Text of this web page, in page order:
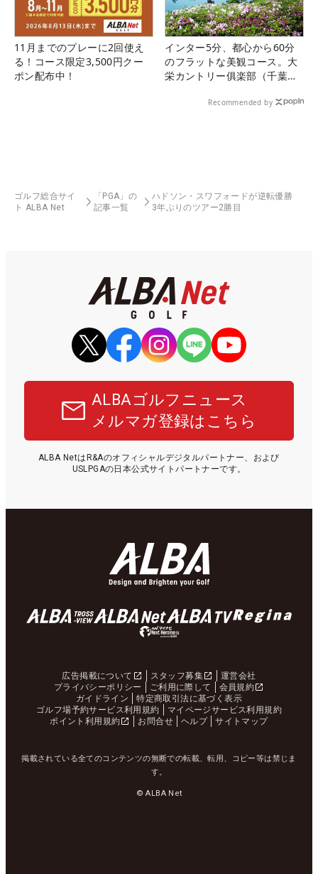
11月までのプレーに2回使え
る！コース限定3,500円クー
ポン配布中！
インター5分、都心から60分
のフラットな美観コース。大
栄カントリー俱楽部（千葉
Recommended by
ゴルフ総合サイ
ト ALBA Net
「PGA」の
記事一覧
ハドソン・スワフォードが逆転優勝
3年ぶりのツアー2勝目
ALBAゴルフニュース
メルマガ登録はこちら
ALBA NetはR&Aのオフィシャルデジタルパートナー、および
USLPGAの日本公式サイトパートナーです。
広告掲載について スタッフ募集
運営会社
プライバシーポリシー
ご利用に際して
会員規約
ガイドライン
特定商取引法に基づく表示
ゴルフ場予約サービス利用規約
マイページサービス利用規約
ポイント利用規約
お問合せ ヘルプ サイトマップ
掲載されている全てのコンテンツの無断での転載、転用、コピー等は禁じま
す。
© ALBA Net